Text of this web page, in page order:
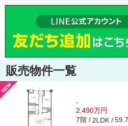
販売物件一覧
-
2,490万円
7階 2LDK